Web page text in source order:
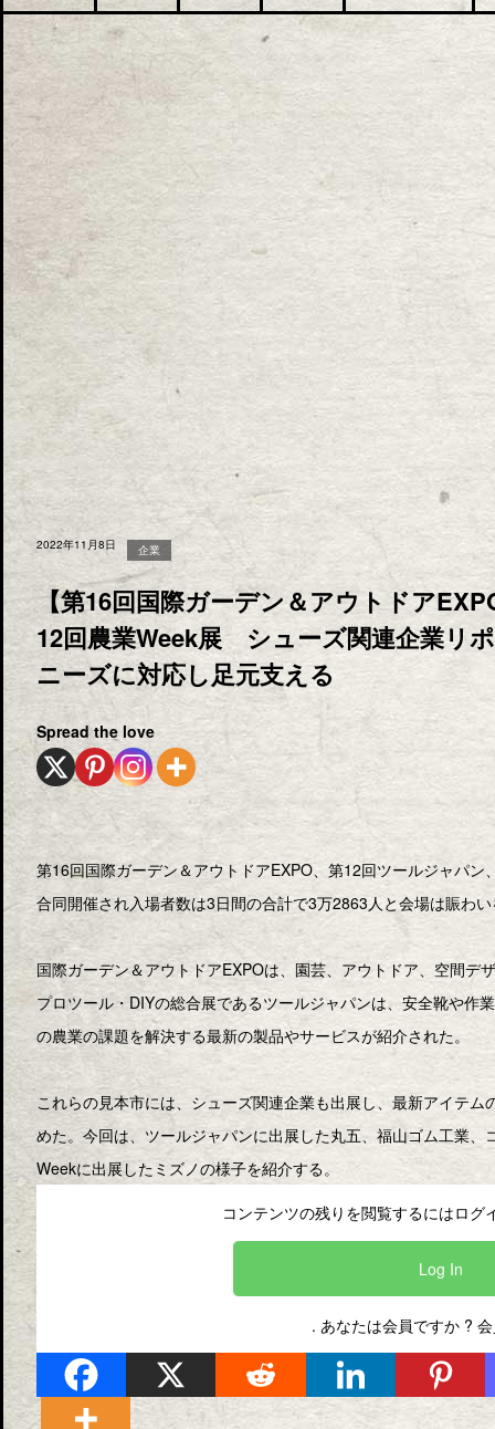
2022年11月8日 企業
【第16回国際ガーデン＆アウトドア
12回農業Week展 シューズ関連企業リ
ニーズに対応し足元支える
Spread the love
第16回国際ガーデン＆アウトドアEXPO、第12回ツールジャパ
合同開催され入場者数は3日間の合計で3万2863人と会場は賑わ
国際ガーデン＆アウトドアEXPOは、園芸、アウトドア、空間デ
プロツール・DIYの総合展であるツールジャパンは、安全靴や作
の農業の課題を解決する最新の製品やサービスが紹介された。
これらの見本市には、シューズ関連企業も出展し、最新アイテ
めた。今回は、ツールジャパンに出展した丸五、福山ゴム工業
Weekに出展したミズノの様子を紹介する。
コンテンツの残りを閲覧するにはログ
Log In
. あなたは会員ですか ?